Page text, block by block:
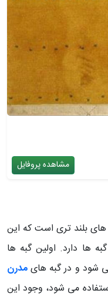
مشاهده پروفایل
های بلند تری است که این
ها دارد. اولین گبه ها
شود و در گبه هایمدرن
می شود، وجود این